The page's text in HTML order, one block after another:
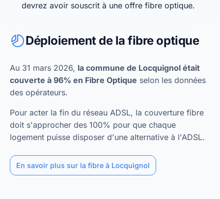
devrez avoir souscrit à une offre fibre optique.
Déploiement de la fibre optique
Au 31 mars 2026, la commune de Locquignol était
couverte à 96% en Fibre Optique selon les données
des opérateurs.
Pour acter la fin du réseau ADSL, la couverture fibre
doit s'approcher des 100% pour que chaque
logement puisse disposer d'une alternative à l'ADSL.
En savoir plus sur la fibre à Locquignol